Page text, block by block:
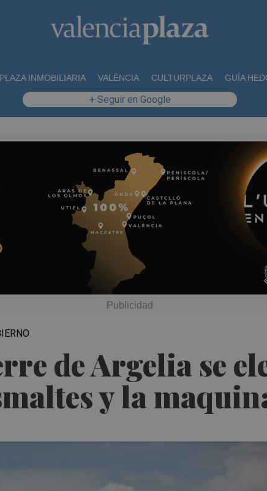
PLAZA INMOBILIARIA VALÈNCIA CULTURPLAZA GUÍA
+ Seguir en Google
de Argelia se
y la